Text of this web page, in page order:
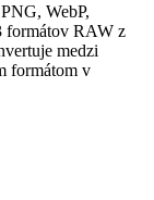
WebP,
formátov RAW z
medzi
formátom v